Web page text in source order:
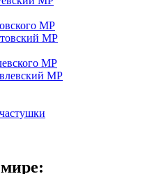
МР
МР
МР
МР